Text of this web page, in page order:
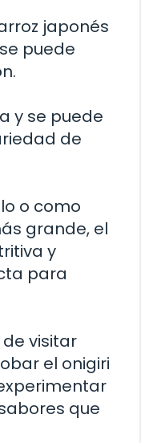
japonés
puede
y se puede
de
o como
grande, el
y
para
visitar
el onigiri
que